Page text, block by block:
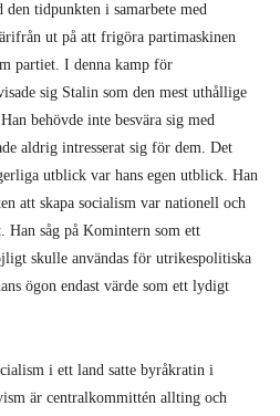
tidpunkten i samarbete med
ut på att frigöra partimaskinen
partiet. I denna kamp för
sig Stalin som den mest uthållige
behövde inte besvära sig med
aldrig intresserat sig för dem. Det
utblick var hans egen utblick. Han
att skapa socialism var nationell och
Han såg på Komintern som ett
skulle användas för utrikespolitiska
ögon endast värde som ett lydigt
i ett land satte byråkratin i
är centralkommittén allting och